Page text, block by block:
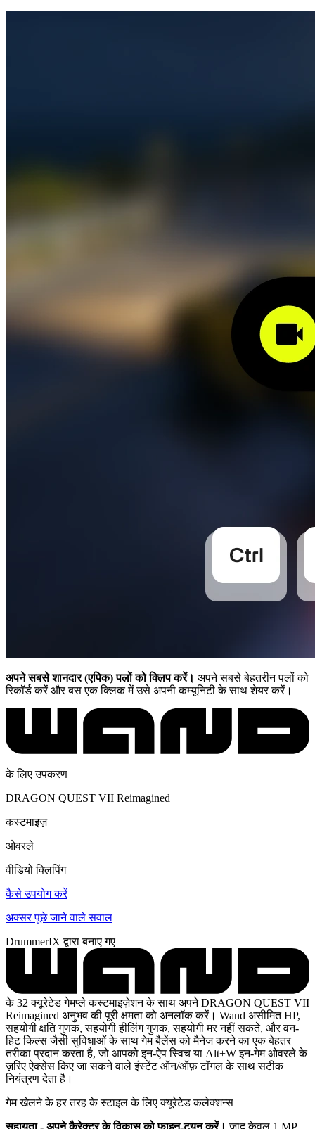
अपने सबसे शानदार (एपिक) पलों को क्लिप करें। अपने सबसे बेहतरीन पलों को
रिकॉर्ड करें और बस एक क्लिक में उसे अपनी कम्यूनिटी के साथ शेयर करें।
के लिए उपकरण
DRAGON QUEST VII Reimagined
कस्टमाइज़
ओवरले
वीडियो क्लिपिंग
कैसे उपयोग करें
अक्सर पूछे जाने वाले सवाल
DrummerIX द्वारा बनाए गए
के 32 क्यूरेटेड गेमप्ले कस्टमाइज़ेशन के साथ अपने DRAGON QUEST VII
Reimagined अनुभव की पूरी क्षमता को अनलॉक करें। Wand असीमित HP,
सहयोगी क्षति गुणक, सहयोगी हीलिंग गुणक, सहयोगी मर नहीं सकते, और वन-
हिट किल्स जैसी सुविधाओं के साथ गेम बैलेंस को मैनेज करने का एक बेहतर
तरीका प्रदान करता है, जो आपको इन-ऐप स्विच या Alt+W इन-गेम ओवरले के
ज़रिए ऐक्सेस किए जा सकने वाले इंस्टेंट ऑन/ऑफ़ टॉगल के साथ सटीक
नियंत्रण देता है।
गेम खेलने के हर तरह के स्टाइल के लिए क्यूरेटेड कलेक्शन्स
सहायता - अपने कैरेक्टर के विकास को फ़ाइन-ट्यून करें। जादू केवल 1 MP